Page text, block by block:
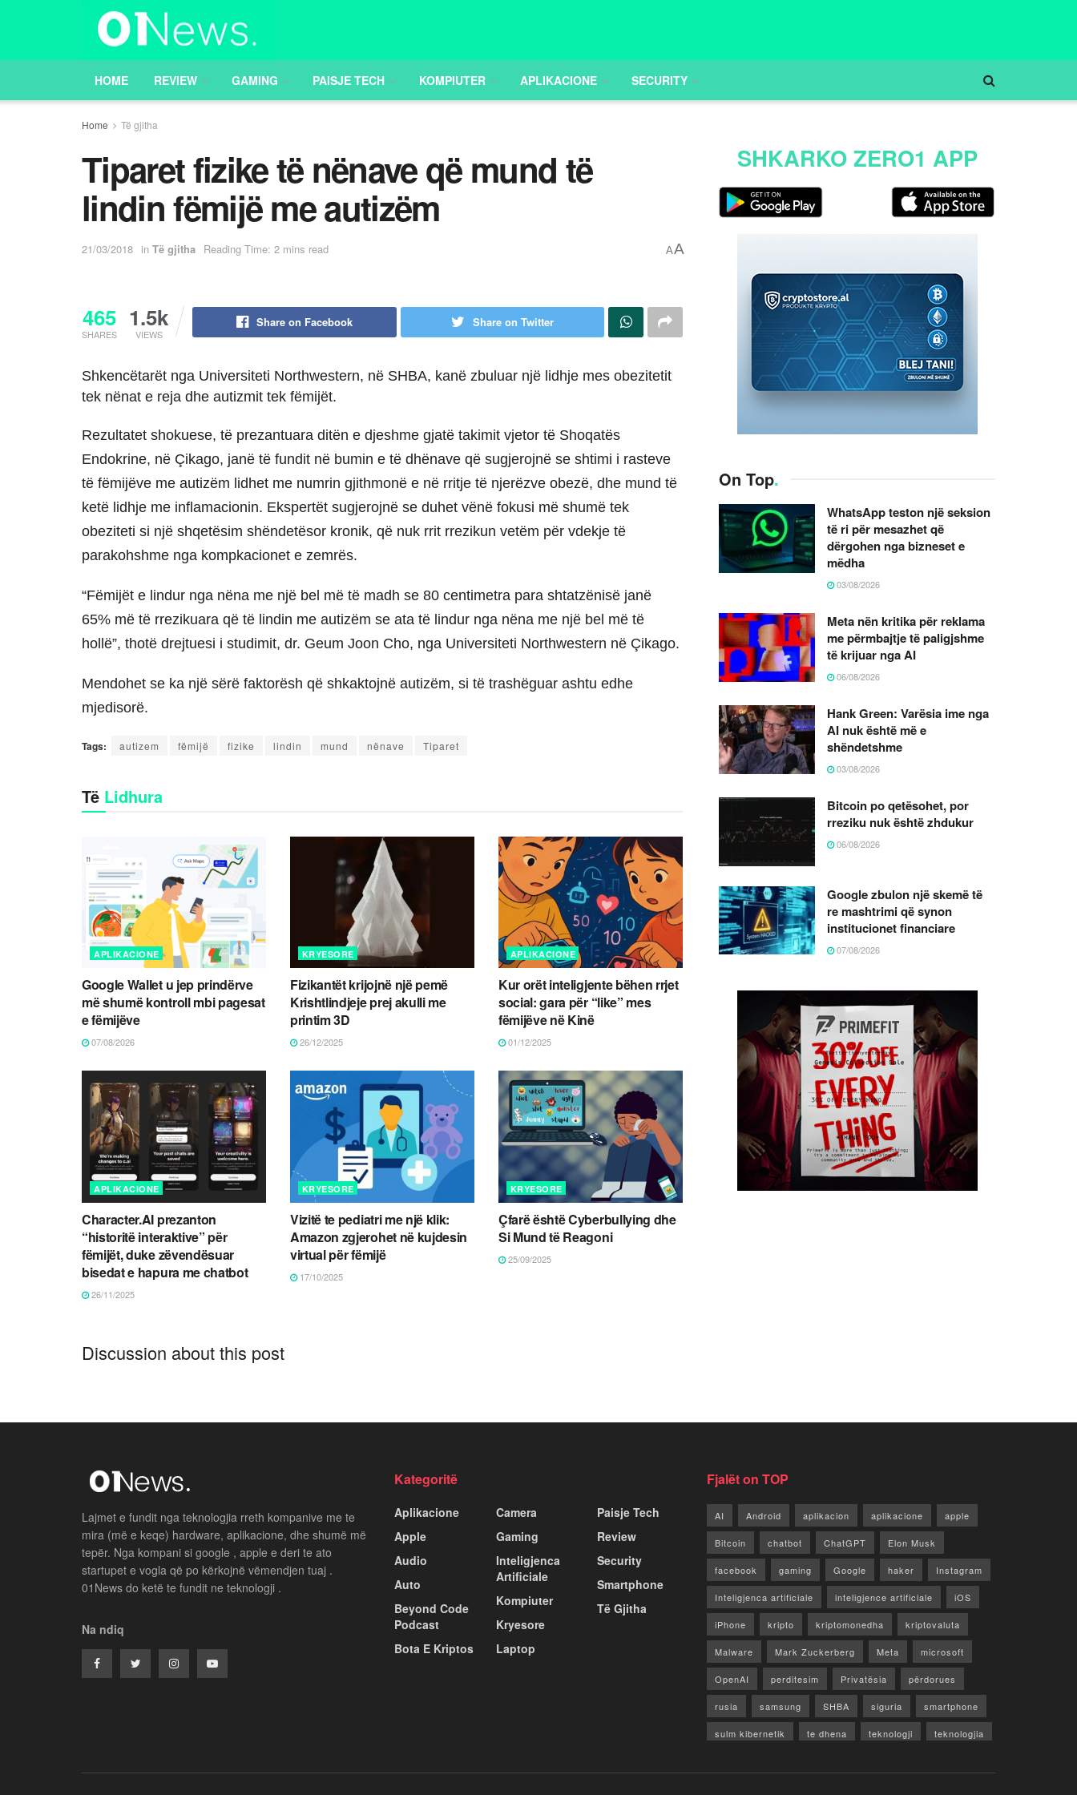
HOME REVIEW GAMING PAISJE TECH KOMPIUTER APLIKACIONE SECURITY
Home Të gjitha
Tiparet fizike të nënave që mund të
lindin fëmijë me autizëm
21/03/2018 in Të gjitha Reading Time: 2 mins read AA
465
SHARES
1.5k
VIEWS
Share on Facebook Share on Twitter
Shkencëtarët nga Universiteti Northwestern, në SHBA, kanë zbuluar një lidhje mes obezitetit
tek nënat e reja dhe autizmit tek fëmijët.
Rezultatet shokuese, të prezantuara ditën e djeshme gjatë takimit vjetor të Shoqatës
Endokrine, në Çikago, janë të fundit në bumin e të dhënave që sugjerojnë se shtimi i rasteve
të fëmijëve me autizëm lidhet me numrin gjithmonë e në rritje të njerëzve obezë, dhe mund të
ketë lidhje me inflamacionin. Ekspertët sugjerojnë se duhet vënë fokusi më shumë tek
obeziteti si një shqetësim shëndetësor kronik, që nuk rrit rrezikun vetëm për vdekje të
parakohshme nga kompkacionet e zemrës.
“Fëmijët e lindur nga nëna me një bel më të madh se 80 centimetra para shtatzënisë janë
65% më të rrezikuara që të lindin me autizëm se ata të lindur nga nëna me një bel më të
hollë”, thotë drejtuesi i studimit, dr. Geum Joon Cho, nga Universiteti Northwestern në Çikago.
Mendohet se ka një sërë faktorësh që shkaktojnë autizëm, si të trashëguar ashtu edhe
mjedisorë.
Tags: autizem fëmijë fizike lindin mund nënave Tiparet
Të Lidhura
APLIKACIONE
Google Wallet u jep prindërve
më shumë kontroll mbi pagesat
e fëmijëve
07/08/2026
KRYESORE
Fizikantët krijojnë një pemë
Krishtlindjeje prej akulli me
printim 3D
26/12/2025
APLIKACIONE
Kur orët inteligjente bëhen rrjet
social: gara për “like” mes
fëmijëve në Kinë
01/12/2025
APLIKACIONE
Character.AI prezanton
“historitë interaktive” për
fëmijët, duke zëvendësuar
bisedat e hapura me chatbot
26/11/2025
KRYESORE
Vizitë te pediatri me një klik:
Amazon zgjerohet në kujdesin
virtual për fëmijë
17/10/2025
KRYESORE
Çfarë është Cyberbullying dhe
Si Mund të Reagoni
25/09/2025
Discussion about this post
SHKARKO ZERO1 APP
On Top.
WhatsApp teston një seksion
të ri për mesazhet që
dërgohen nga bizneset e
mëdha
03/08/2026
Meta nën kritika për reklama
me përmbajtje të paligjshme
të krijuar nga AI
06/08/2026
Hank Green: Varësia ime nga
AI nuk është më e
shëndetshme
03/08/2026
Bitcoin po qetësohet, por
rreziku nuk është zhdukur
06/08/2026
Google zbulon një skemë të
re mashtrimi që synon
institucionet financiare
07/08/2026
Lajmet e fundit nga teknologjia rreth kompanive me te
mira (më e keqe) hardware, aplikacione, dhe shumë më
tepër. Nga kompani si google , apple e deri te ato
startupet e vogla që po kërkojnë vëmendjen tuaj .
01News do ketë te fundit ne teknologji .
Na ndiq
Kategoritë
Aplikacione
Apple
Audio
Auto
Beyond Code
Podcast
Bota E Kriptos
Camera
Gaming
Inteligjenca
Artificiale
Kompiuter
Kryesore
Laptop
Paisje Tech
Review
Security
Smartphone
Të Gjitha
Fjalët on TOP
AI Android aplikacion aplikacione apple
Bitcoin chatbot ChatGPT Elon Musk
facebook gaming Google haker Instagram
Inteligjenca artificiale inteligjence artificiale iOS
iPhone kripto kriptomonedha kriptovaluta
Malware Mark Zuckerberg Meta microsoft
OpenAI perditesim Privatësia përdorues
rusia samsung SHBA siguria smartphone
sulm kibernetik te dhena teknologji teknologjia